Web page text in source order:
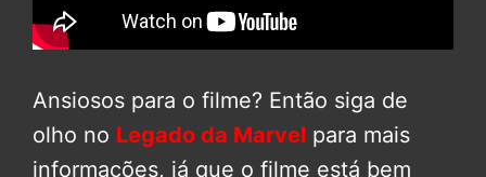
Ansiosos para o filme? Então siga de
olho no Legado da Marvel para mais
informações, já que o filme está bem